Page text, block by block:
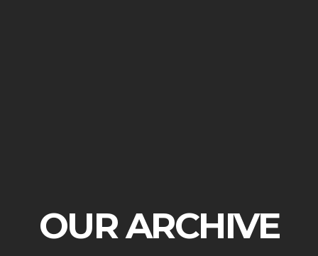
OUR ARCHIVE